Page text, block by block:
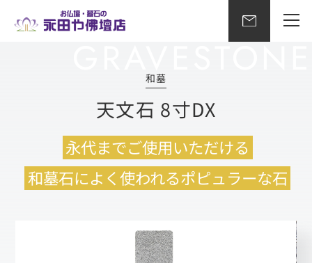
和墓
天文石 8寸DX
永代までご使用いただける
和墓石によく使われるポピュラーな石